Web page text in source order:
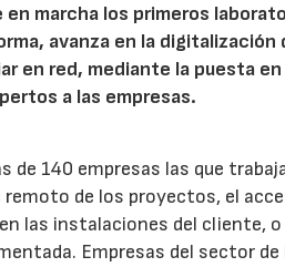
marcha los primeros
avanza en la
en red, mediante la puesta
a las empresas.
de 140 empresas las que
de los proyectos, el
las instalaciones del cliente,
Empresas del sector